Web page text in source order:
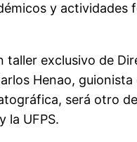
y actividades
exclusivo de
Henao, guionista
será otro
la UFPS.